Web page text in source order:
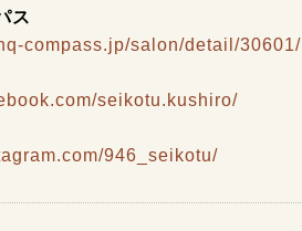
ス
compass.jp/salon/detail/30601/
seikotu.kushiro/
946_seikotu/